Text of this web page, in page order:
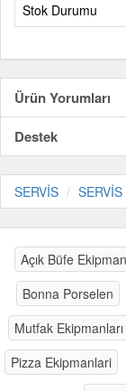
Stok Durumu
Ürün Yorumları
Destek
SERVİS
Açık Büfe
Bonna Porselen
Mutfak Ekipmanları
Pizza Ekipmanlari